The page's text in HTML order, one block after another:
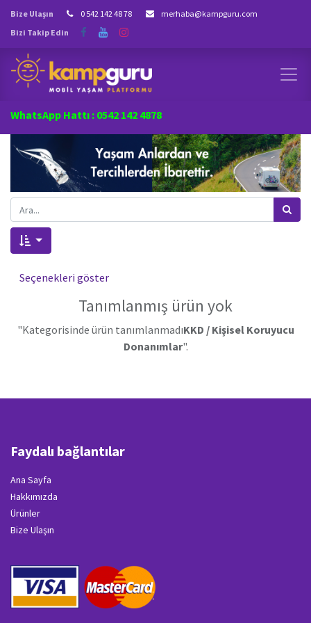
Bize Ulaşın 0 542 142 48 78
merhaba@kampguru.com
Bizi Takip Edin
WhatsApp Hattı : 0542 142 4878
Seçenekleri göster
Tanımlanmış ürün yok
"Kategorisinde ürün tanımlanmadıKKD / Kişisel Koruyucu
Donanımlar".
Faydalı bağlantılar
Ana Sayfa
Hakkımızda
Ürünler
Bize Ulaşın